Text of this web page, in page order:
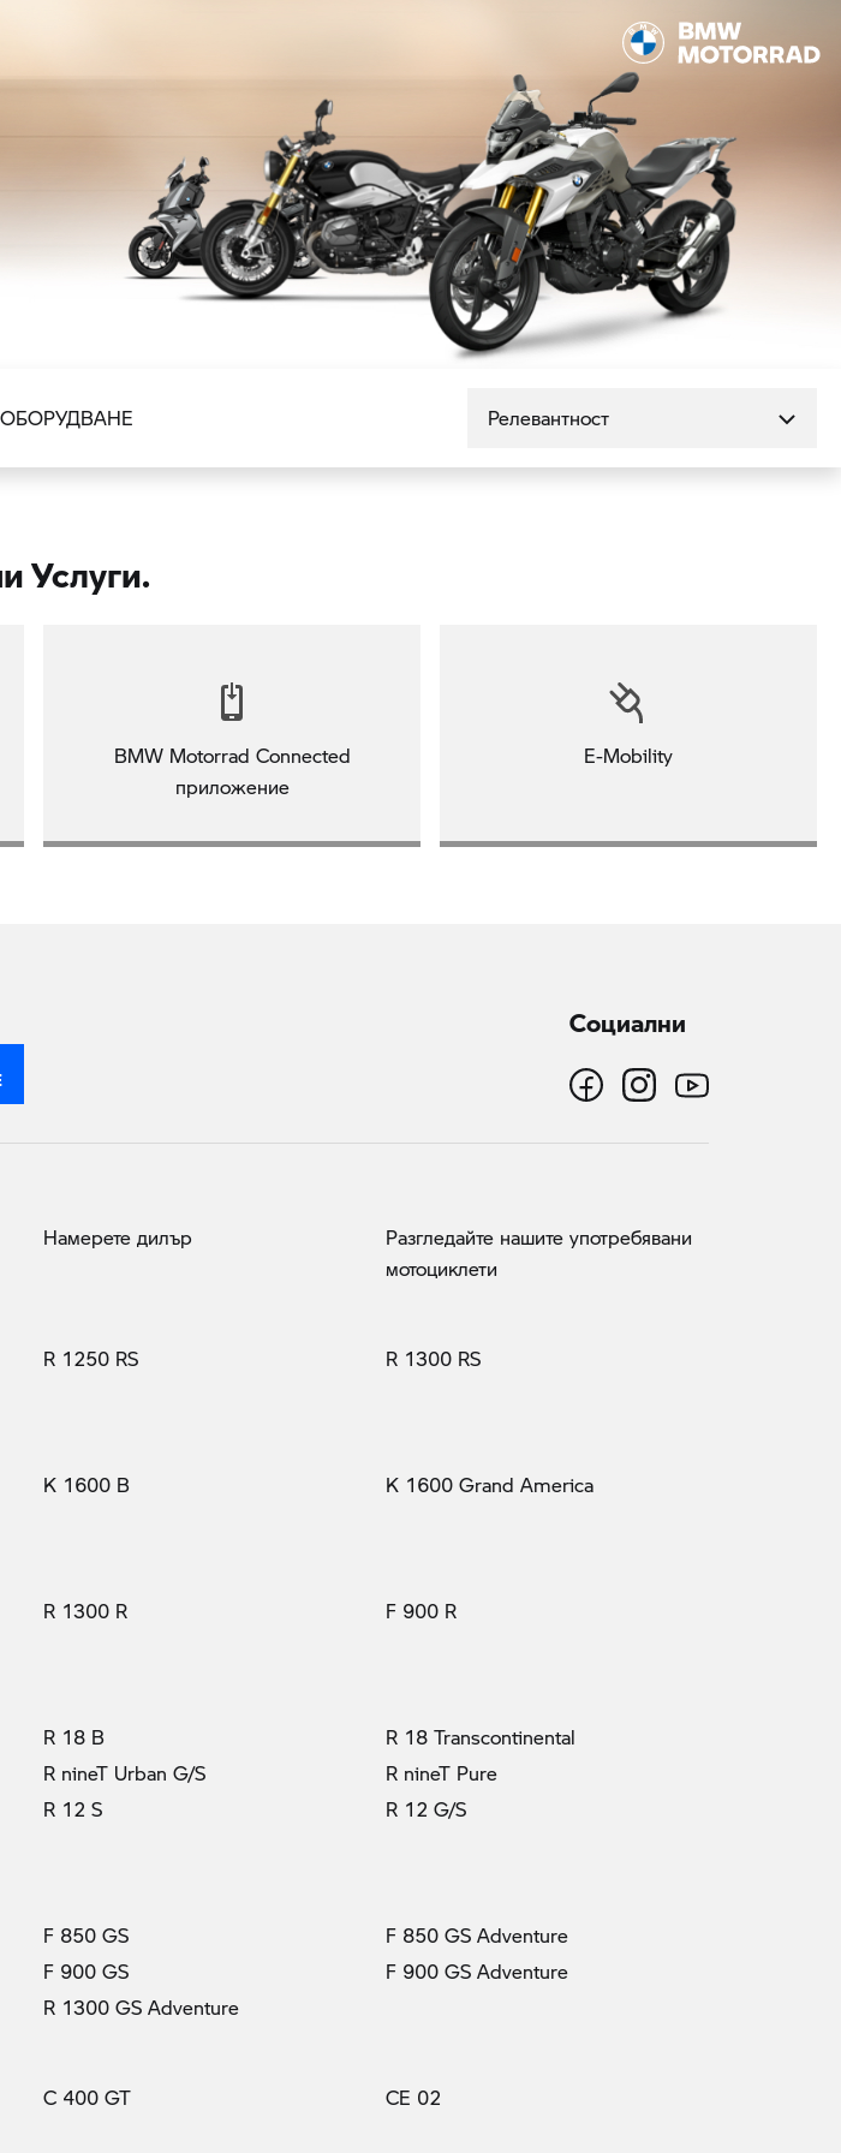
ОБОРУДВАНЕ
Услуги.
BMW Motorrad Connected
приложение
E-Mobility
Социални
Намерете дилър
Разгледайте нашите употребявани
мотоциклети
R 1250 RS
R 1300 RS
K 1600 B
K 1600 Grand America
R 1300 R
F 900 R
R 18 B
R 18 Transcontinental
R nineT Urban G/S
R nineT Pure
R 12 S
R 12 G/S
F 850 GS
F 850 GS Adventure
F 900 GS
F 900 GS Adventure
R 1300 GS Adventure
C 400 GT CE 02